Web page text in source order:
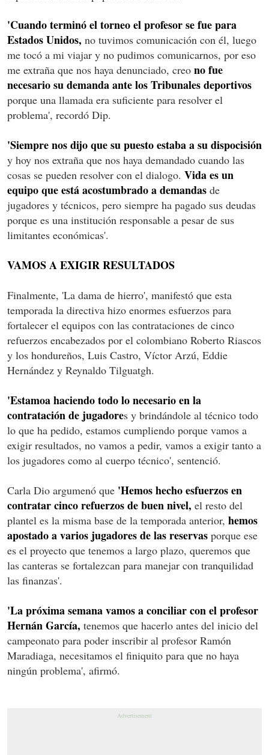
'Cuando terminó el torneo el profesor se fue para
Estados Unidos, no tuvimos comunicación con él, luego
me tocó a mi viajar y no pudimos comunicarnos, por eso
me extraña que nos haya denunciado, creo no fue
necesario su demanda ante los Tribunales deportivos
porque una llamada era suficiente para resolver el
problema', recordó Dip.
'Siempre nos dijo que su puesto estaba a su dispocisión
y hoy nos extraña que nos haya demandado cuando las
cosas se pueden resolver con el dialogo. Vida es un
equipo que está acostumbrado a demandas de
jugadores y técnicos, pero siempre ha pagado sus deudas
porque es una institución responsable a pesar de sus
limitantes económicas'.
VAMOS A EXIGIR RESULTADOS
Finalmente, 'La dama de hierro', manifestó que esta
temporada la directiva hizo enormes esfuerzos para
fortalecer el equipos con las contrataciones de cinco
refuerzos encabezados por el colombiano Roberto Riascos
y los hondureños, Luis Castro, Víctor Arzú, Eddie
Hernández y Reynaldo Tilguatgh.
'Estamoa haciendo todo lo necesario en la
contratación de jugadores y brindándole al técnico todo
lo que ha pedido, estamos cumpliendo porque vamos a
exigir resultados, no vamos a pedir, vamos a exigir tanto a
los jugadores como al cuerpo técnico', sentenció.
Carla Dio argumenó que 'Hemos hecho esfuerzos en
contratar cinco refuerzos de buen nivel, el resto del
plantel es la misma base de la temporada anterior, hemos
apostado a varios jugadores de las reservas porque ese
es el proyecto que tenemos a largo plazo, queremos que
las canteras se fortalezcan para manejar con tranquilidad
las finanzas'.
'La próxima semana vamos a conciliar con el profesor
Hernán García, tenemos que hacerlo antes del inicio del
campeonato para poder inscribir al profesor Ramón
Maradiaga, necesitamos el finiquito para que no haya
ningún problema', afirmó.